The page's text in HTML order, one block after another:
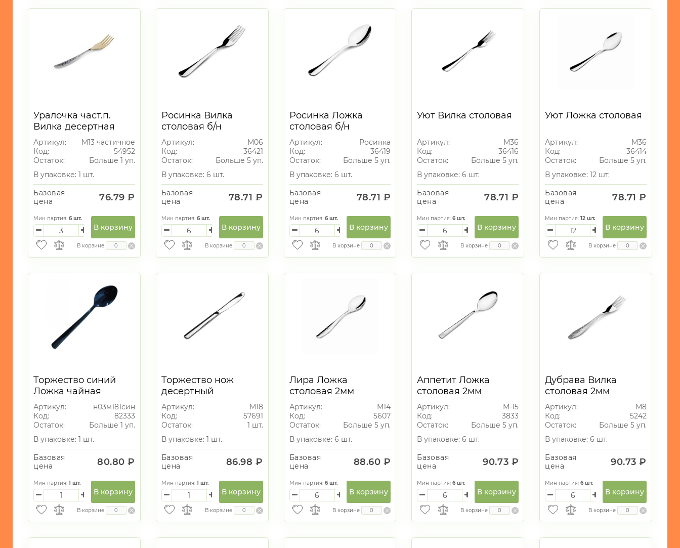
Уралочка част.п.
Вилка десертная
НТП
Артикул:
М13 частичное
Код:
54952
Остаток:
Больше 1 уп.
В упаковке: 1 шт.
Базовая
цена
76.79 ₽
Мин партия: 6 шт.
В корзину
В корзине
Росинка Вилка
столовая б/н
Артикул:
М06
Код:
36421
Остаток:
Больше 5 уп.
В упаковке: 6 шт.
Базовая
цена
78.71 ₽
Мин партия: 6шт.
В корзину
В корзине
Росинка Ложка
столовая б/н
Артикул:
Росинка
Код:
36419
Остаток:
Больше 5 уп.
В упаковке: 6 шт.
Базовая
цена
78.71 ₽
Мин партия: 6шт.
В корзину
В корзине
Уют Вилка столовая
Артикул:
М36
Код:
36416
Остаток:
Больше 5 уп.
В упаковке: 6 шт.
Базовая
цена
78.71 ₽
Мин партия:6 шт.
В корзину
В корзине
Уют Ложка столовая
Артикул:
М36
Код:
36414
Остаток:
Больше 5 уп.
В упаковке: 12 шт.
Базовая
цена
78.71 ₽
Мин партия:12 шт.
В корзину
В корзине
Торжество синий
Ложка чайная
Артикул:
н03м181син
Код:
82333
Остаток:
Больше 1 уп.
В упаковке: 1 шт.
Базовая
цена
80.80 ₽
Мин партия: 1 шт.
В корзину
В корзине
Торжество нож
десертный
Артикул:
М18
Код:
57691
Остаток:
1 шт.
В упаковке: 1 шт.
Базовая
цена
86.98 ₽
Мин партия: 1 шт.
В корзину
В корзине
Лира Ложка
столовая 2мм
Артикул:
М14
Код:
5607
Остаток:
Больше 5 уп.
В упаковке: 6 шт.
Базовая
цена
88.60 ₽
Мин партия: 6шт.
В корзину
В корзине
Аппетит Ложка
столовая 2мм
Артикул:
М-15
Код:
3833
Остаток:
Больше 5 уп.
В упаковке: 6 шт.
Базовая
цена
90.73 ₽
Мин партия:6 шт.
В корзину
В корзине
Дубрава Вилка
столовая 2мм
Артикул:
М8
Код:
5242
Остаток:
Больше 5 уп.
В упаковке: 6 шт.
Базовая
цена
90.73 ₽
Мин партия:6 шт.
В корзину
В корзине